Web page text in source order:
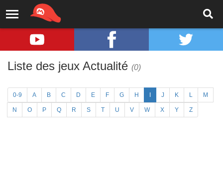
Liste des jeux Actualité (0)
0-9 A B C D E F G H J K L M
N O P Q R S T U V W X Y Z